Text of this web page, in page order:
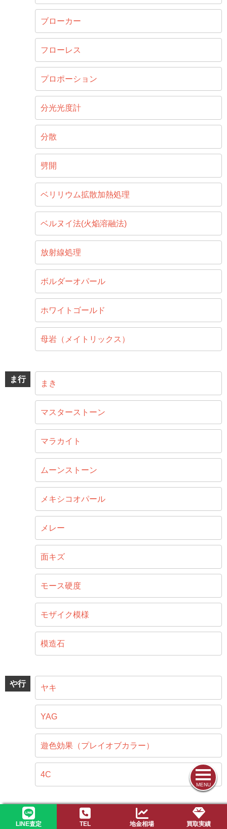
MENU
LINE査定 TEL 地金相場 買取実績
ブローカー
フローレス
プロポーション
分光光度計
分散
劈開
ベリリウム拡散加熱処理
ベルヌイ法(火焔溶融法)
放射線処理
ボルダーオパール
ホワイトゴールド
母岩（メイトリックス）
ま行 まき
マスターストーン
マラカイト
ムーンストーン
メキシコオパール
メレー
面キズ
モース硬度
モザイク模様
模造石
や行 ヤキ
YAG
遊色効果（プレイオブカラー）
4C
ら行 ラピスラズリ